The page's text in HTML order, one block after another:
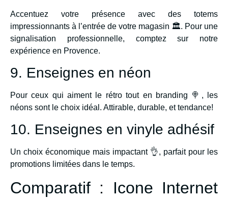
Accentuez votre présence avec des totems
impressionnants à l’entrée de votre magasin 🏛️. Pour une
signalisation professionnelle, comptez sur notre
expérience en Provence.
9. Enseignes en néon
Pour ceux qui aiment le rétro tout en branding 🍭, les
néons sont le choix idéal. Attirable, durable, et tendance!
10. Enseignes en vinyle adhésif
Un choix économique mais impactant 👌, parfait pour les
promotions limitées dans le temps.
Comparatif : Icone Internet